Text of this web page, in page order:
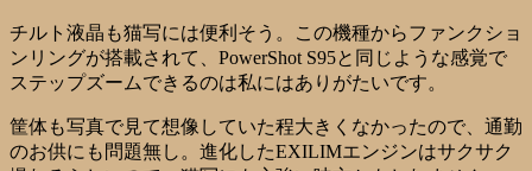
チルト液晶も猫写には便利そう。この機種からファンクショ
ンリングが搭載されて、PowerShot S95と同じような感覚で
ステップズームできるのは私にはありがたいです。
筐体も写真で見て想像していた程大きくなかったので、通勤
のお供にも問題無し。進化したEXILIMエンジンはサクサク